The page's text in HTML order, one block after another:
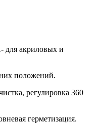
для акриловых и
положений.
регулировка 360
герметизация.